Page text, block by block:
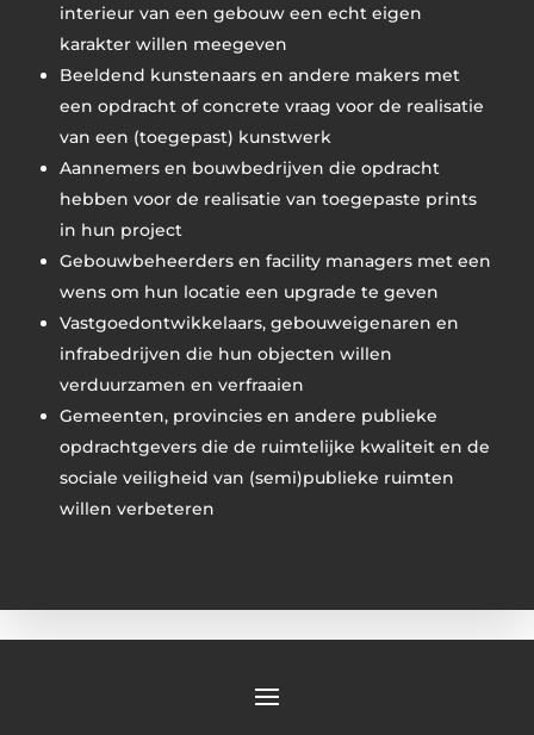
interieur van een gebouw een echt eigen
karakter willen meegeven
Beeldend kunstenaars en andere makers met
een opdracht of concrete vraag voor de realisatie
van een (toegepast) kunstwerk
Aannemers en bouwbedrijven die opdracht
hebben voor de realisatie van toegepaste prints
in hun project
Gebouwbeheerders en facility managers met een
wens om hun locatie een upgrade te geven
Vastgoedontwikkelaars, gebouweigenaren en
infrabedrijven die hun objecten willen
verduurzamen en verfraaien
Gemeenten, provincies en andere publieke
opdrachtgevers die de ruimtelijke kwaliteit en de
sociale veiligheid van (semi)publieke ruimten
willen verbeteren